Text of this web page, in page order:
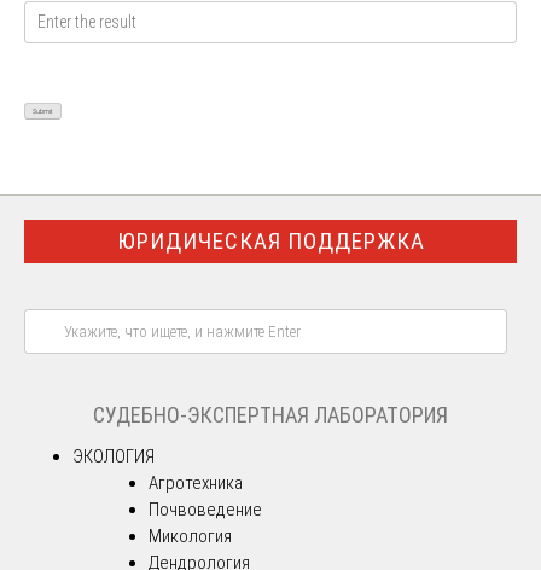
ЮРИДИЧЕСКАЯ ПОДДЕРЖКА
СУДЕБНО-ЭКСПЕРТНАЯ ЛАБОРАТОРИЯ
ЭКОЛОГИЯ
Агротехника
Почвоведение
Микология
Дендрология